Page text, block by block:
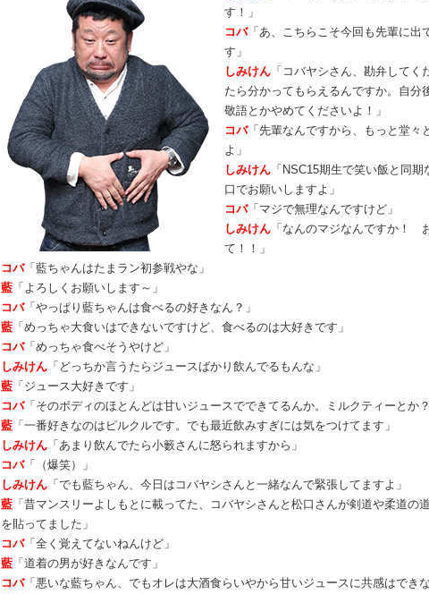
す！」
コバ「あ、こちらこそ今回も先輩に出
す」
しみけん 「コバヤシさん、勘弁してく
たら分かってもらえるんですか。自分
敬語とかやめてくださいよ！」
コバ「先輩なんですから、もっと堂々
よ」
しみけん 「NSC15期生で笑い飯と同
口でお願いしますよ」
コバ「マジで無理なんですけど」
しみけん 「なんのマジなんですか！
て！！」
コバ「藍ちゃんはたまラン初参戦やな」
藍 「よろしくお願いします～」
コバ「やっぱり藍ちゃんは食べるの好きなん？」
藍 「めっちゃ大食いはできないですけど、食べるのは大好きです」
コバ「めっちゃ食べそうやけど」
しみけん 「どっちか言うたらジュースばかり飲んでるもんな」
藍 「ジュース大好きです」
コバ「そのボディのほとんどは甘いジュースでできてるんか。ミルクティーとか？
藍 「一番好きなのはピルクルです。でも最近飲みすぎには気をつけてます」
しみけん 「あまり飲んでたら小籔さんに怒られますから」
コバ「（爆笑）」
しみけん 「でも藍ちゃん、今日はコバヤシさんと一緒なんで緊張してますよ」
藍 「昔マンスリーよしもとに載ってた、コバヤシさんと松口さんが剣道や柔道の
を貼ってました」
コバ「全く覚えてないねんけど」
藍 「道着の男が好きなんです」
コバ「悪いな藍ちゃん、でもオレは大酒食らいやから甘いジュースに共感はできな